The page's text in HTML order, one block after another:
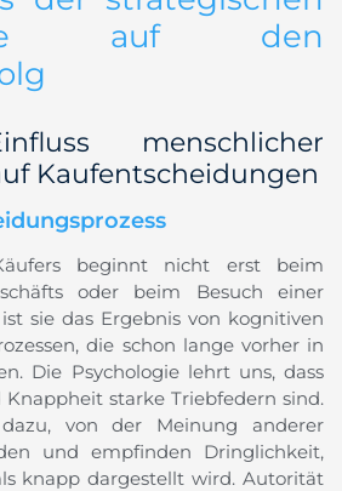
auf den
menschlicher
Kaufentscheidungen
beginnt nicht erst beim
oder beim Besuch einer
sie das Ergebnis von kognitiven
die schon lange vorher in
Die Psychologie lehrt uns, dass
Knappheit starke Triebfedern sind.
von der Meinung anderer
und empfinden Dringlichkeit,
knapp dargestellt wird. Autorität